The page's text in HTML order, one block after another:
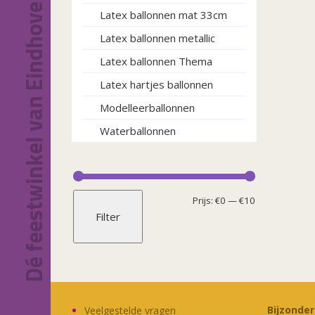
Latex ballonnen mat 33cm
Latex ballonnen metallic
Latex ballonnen Thema
Latex hartjes ballonnen
Modelleerballonnen
Waterballonnen
Filter
Prijs: €0 —€10
Dé feestwinkel van Eindhoven!
Veelgestelde vragen